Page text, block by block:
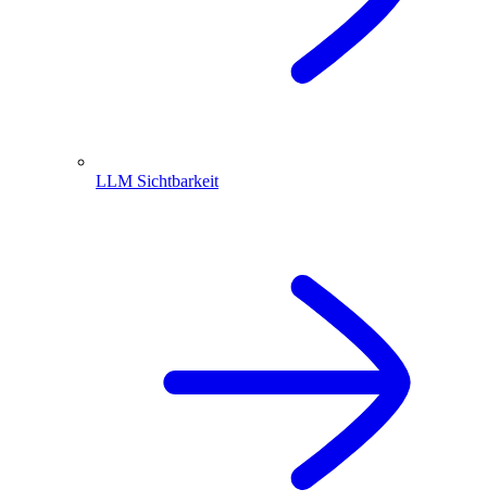
LLM Sichtbarkeit